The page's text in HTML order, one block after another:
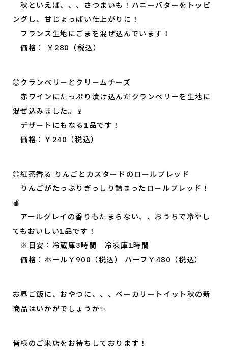
秋といえば、、、さつまいも！ハニーバターをトッピ
ングし、甘じょっぱい仕上がりに！
フランス生地にごまを混ぜ込んでいます！
価格： ￥280（税込）
◎クランベリーとクリームチーズ
赤ワインにたっぷり漬け込んだクランベリーを生地に
混ぜ込みました。🍷
デザートにもなる1品です！
価格：￥240（税込）
◎紅茶香る りんごとカスタードのロールブレッド
りんごがたっぷりぎっしり詰まったロールブレッド！
🍎
アールグレイの香りもたまらない、、おうちで冷やし
てもおいしい1品です！
※目安：冷蔵庫3時間 冷凍庫1時間
価格：ホール￥900（税込） ハーフ￥480（税込）
お昼ご飯に、おやつに、、、ベーカリートイット秋の新
商品はいかがでしょうか✨
皆様のご来店をお待ちしております！